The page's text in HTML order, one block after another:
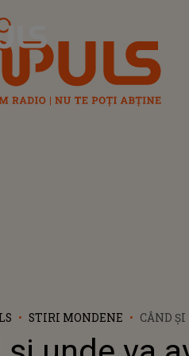
STIRI MONDENE
CÂND ȘI